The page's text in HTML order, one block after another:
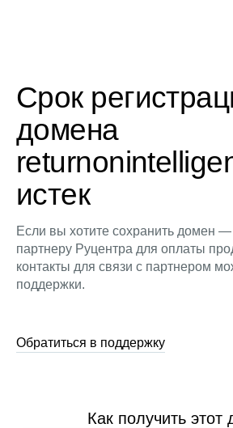
Срок
домена
истек
Если вы хотите сохранить домен —
партнеру Руцентра для оплаты
контакты для связи с партнером
поддержки.
Обратиться в поддержку
Как получить этот